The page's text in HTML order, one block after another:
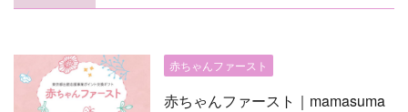
赤ちゃんファースト
赤ちゃんファースト｜mamasuma